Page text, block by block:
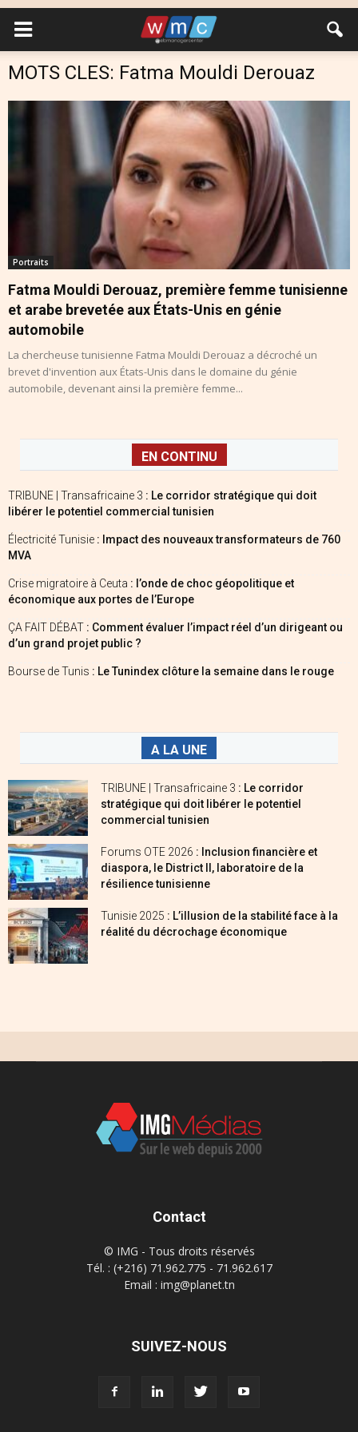
MOTS CLES: Fatma Mouldi Derouaz
Portraits
Fatma Mouldi Derouaz, première femme tunisienne
et arabe brevetée aux États-Unis en génie
automobile
La chercheuse tunisienne Fatma Mouldi Derouaz a décroché un
brevet d'invention aux États-Unis dans le domaine du génie
automobile, devenant ainsi la première femme...
EN CONTINU
TRIBUNE | Transafricaine 3 : Le corridor stratégique qui doit
libérer le potentiel commercial tunisien
Électricité Tunisie : Impact des nouveaux transformateurs de 760
MVA
Crise migratoire à Ceuta : l’onde de choc géopolitique et
économique aux portes de l’Europe
ÇA FAIT DÉBAT : Comment évaluer l’impact réel d’un dirigeant ou
d’un grand projet public ?
Bourse de Tunis : Le Tunindex clôture la semaine dans le rouge
A LA UNE
TRIBUNE | Transafricaine 3 : Le corridor
stratégique qui doit libérer le potentiel
commercial tunisien
Forums OTE 2026 : Inclusion financière et
diaspora, le District II, laboratoire de la
résilience tunisienne
Tunisie 2025 : L’illusion de la stabilité face à la
réalité du décrochage économique
Contact
© IMG - Tous droits réservés
Tél. : (+216) 71.962.775 - 71.962.617
Email : img@planet.tn
SUIVEZ-NOUS